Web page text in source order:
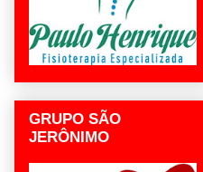
GRUPO SÃO
JERÔNIMO